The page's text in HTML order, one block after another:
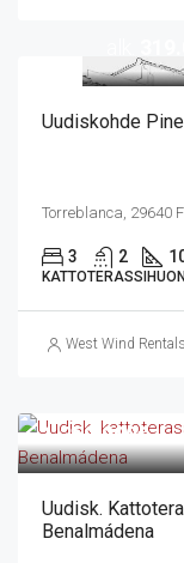
Uudiskohde
Torreblanca, 29640
3 2
West Wind
1.250.000€
Uudisk.
Benalmádena